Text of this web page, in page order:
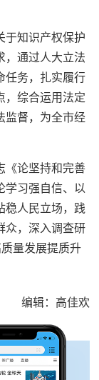
于知识产权保护
，通过人大立法
任务，扎实履行
，综合运用法定
监督，为全市经
《论坚持和完善
学习强自信、以
稳人民立场，践
众，深入调查研
量发展提质升
编辑：高佳欢